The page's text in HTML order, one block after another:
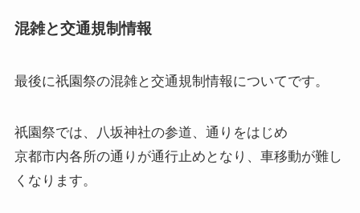
混雑と交通規制情報
最後に祇園祭の混雑と交通規制情報についてです。
祇園祭では、八坂神社の参道、通りをはじめ
京都市内各所の通りが通行止めとなり、車移動が難し
くなります。